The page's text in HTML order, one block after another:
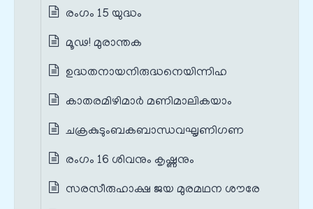
രംഗം 15 യുദ്ധം
മൂഢ! മുരാന്തക
ഉദ്ധതനായനിരുദ്ധനെയിന്നിഹ
കാതരമിഴിമാർ മണിമാലികയാം
ചക്രകുടുംബകബാന്ധവഘൃണിഗണ
രംഗം 16 ശിവനും കൃഷ്ണനും
സരസീരുഹാക്ഷ ജയ മുരമഥന ശൗരേ